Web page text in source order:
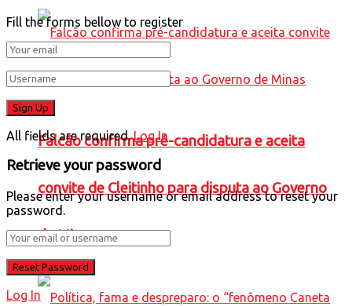
Falcão confirma pré-candidatura e aceita
convite de Cleitinho para disputa ao Governo
de Minas
Fill the forms bellow to register
All fields are required. Log In
Retrieve your password
Please enter your username or email address to reset your
password.
Log In